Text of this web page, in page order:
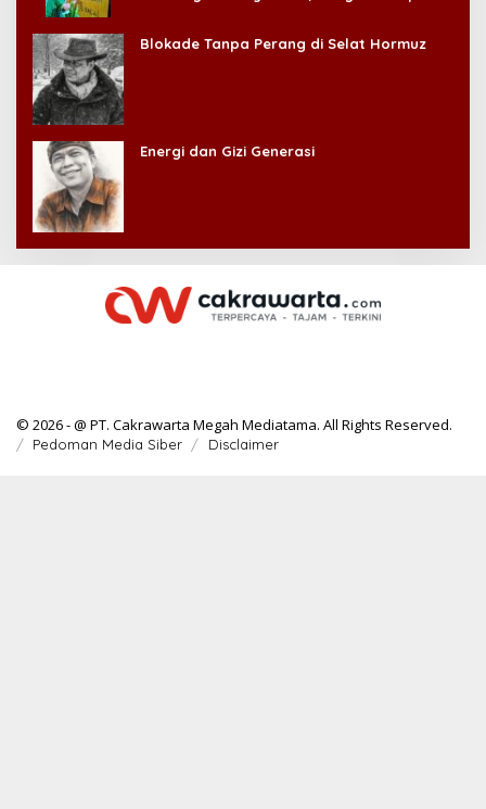
Blokade Tanpa Perang di Selat Hormuz
Energi dan Gizi Generasi
© 2026 - @ PT. Cakrawarta Megah Mediatama. All Rights Reserved.
Pedoman Media Siber Disclaimer